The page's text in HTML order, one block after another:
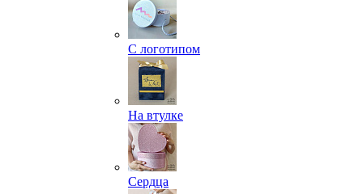
С логотипом
На втулке
Сердца